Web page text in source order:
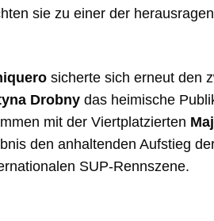
sie zu einer der
sicherte sich erneut den
Drobnydas heimische
mit der Viertplatzierten
den anhaltenden Aufstieg
SUP-Rennszene.